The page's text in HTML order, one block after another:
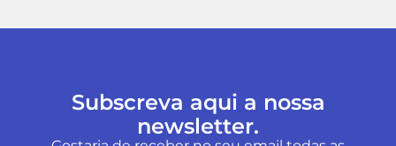
Subscreva aqui a nossa
newsletter.